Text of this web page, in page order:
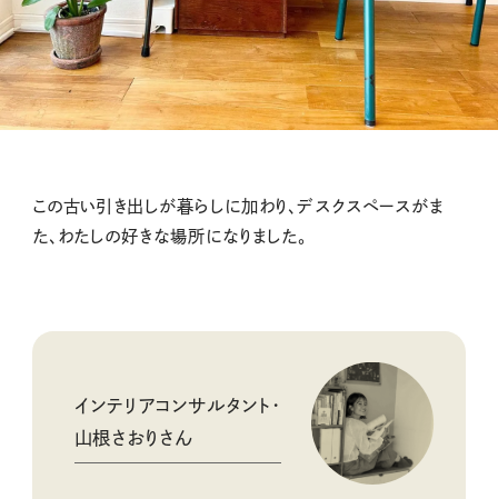
この古い引き出しが暮らしに加わり、デスクスペースがま
た、わたしの好きな場所になりました。
インテリアコンサルタント・
山根さおりさん